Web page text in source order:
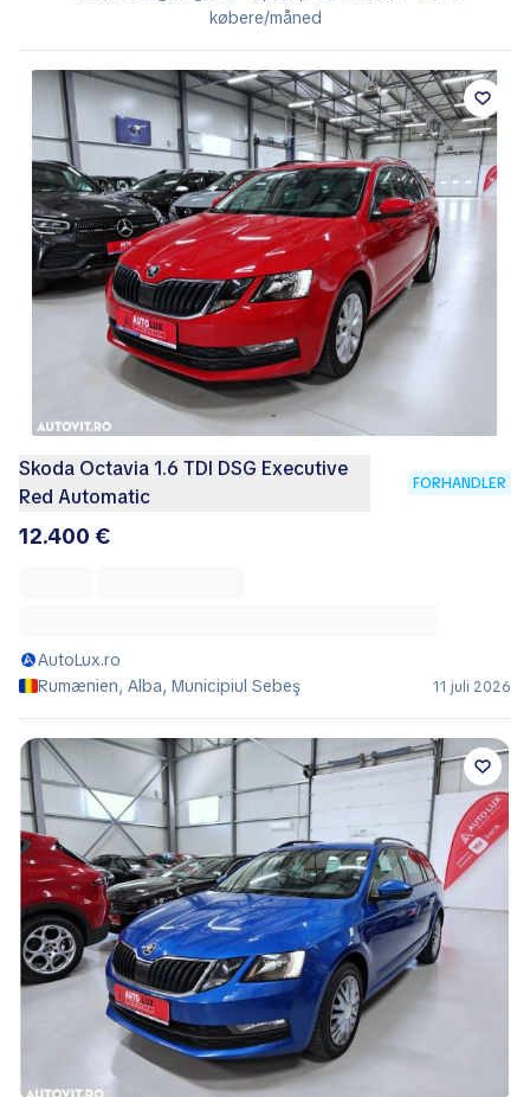
købere/måned
Skoda Octavia 1.6 TDI DSG Executive
Red Automatic
FORHANDLER
12.400 €
AutoLux.ro
Rumænien, Alba, Municipiul Sebeş
11 juli 2026